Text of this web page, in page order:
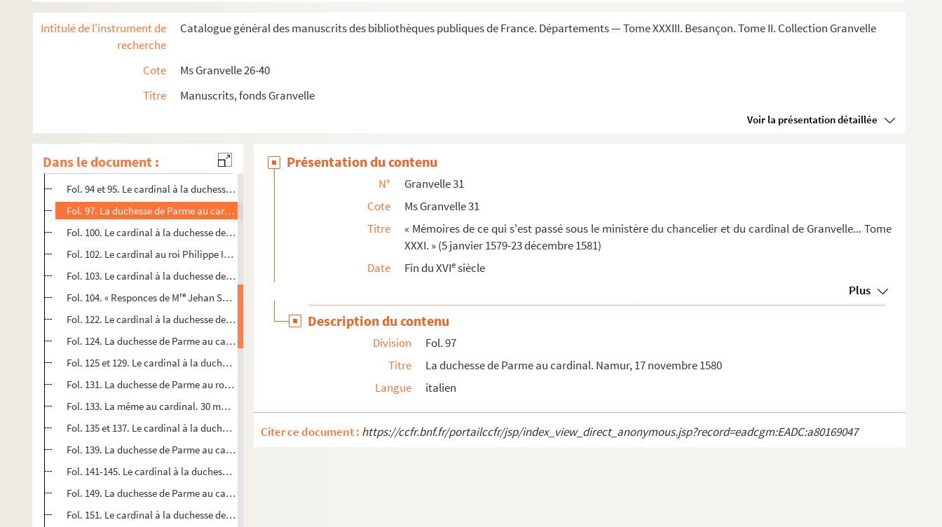
Intitulé de l'instrument de
recherche
Catalogue général des manuscrits des bibliothèques publiques de France. Départements — Tome XXXIII. Besançon. Tome II. Collection Granvelle
Cote
Ms Granvelle 26-40
Titre
Manuscrits, fonds Granvelle
Voir la présentation détaillée
Dans le document :
Fol. 74. Compte des ventes de la duchesse de Lorraine en Italie
Fol. 76. Points de l'accord entre le cardinal de Granvelle et les ducs de Brunswick sur ce qu'ils prétendaien...
Fol. 84. La duchesse de Parme au cardinal. Luxembourg, 19 juillet 1580
Fol. 89. La duchesse de Parme au cardinal. Namur, 30 septembre 1780
Fol. 92. Alexandre Farnèse à la Cour des comptes de Dole. Mons, 29 octobre 1580
Fol. 94 et 95. Le cardinal à la duchesse de Parme. Madrid, 1
et 11 novembre 1580
Fol. 97. La duchesse de Parme au cardinal. Namur, 17 novembre 1580
Fol. 100. Le cardinal à la duchesse de Parme. Madrid, 9 décembre 1580
Fol. 102. Le cardinal au roi Philippe II. Madrid, 29 décembre 1580
Fol. 103. Le cardinal à la duchesse de Parme. Madrid, 29 décembre 1580
Fol. 104. « Responces de Mre Jehan Sceyfve, chevalier, etc., jadis chancelier de Brabant, sur certaines lettre...
Fol. 122. Le cardinal à la duchesse de Parme. Madrid, 7 janvier 1581
Fol. 124. La duchesse de Parme au cardinal. Namur, 10 janvier 1581
Fol. 125 et 129. Le cardinal à la duchesse de Parme. Madrid, 5 et 20 février 1581
Fol. 131. La duchesse de Parme au roi Philippe II. Namur, 27 mars 1581
Fol. 133. La même au cardinal. 30 mars 1581
Fol. 135 et 137. Le cardinal à la duchesse de Parme. Madrid, 2 et 8 avril 1581
Fol. 139. La duchesse de Parme au cardinal. Namur, 10 avril 1581
Fol. 141-145. Le cardinal à la duchesse de Parme. Madrid, 17 et 30 avril et 14 mai 1581
Fol. 149. La duchesse de Parme au cardinal. 16 mai 1581
Fol. 151. Le cardinal à la duchesse de Parme. Madrid, 26 mai 1581
Présentation du contenu
N°
Granvelle 31
Cote
Ms Granvelle 31
Titre
« Mémoires de ce qui s'est passé sous le ministère du chancelier et du cardinal de Granvelle... Tome
XXXI. » (5 janvier 1579-23 décembre 1581)
Date
Fin du XVIesiècle
Plus
Description du contenu
Division
Fol. 97
Titre
La duchesse de Parme au cardinal. Namur, 17 novembre 1580
Langue
italien
Citer ce document : https://ccfr.bnf.fr/portailccfr/jsp/index_view_direct_anonymous.jsp?record=eadcgm:EADC:a80169047